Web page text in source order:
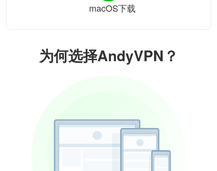
为何选择AndyVPN？
macOS下载